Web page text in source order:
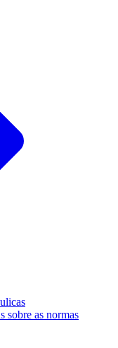
sobre as normas